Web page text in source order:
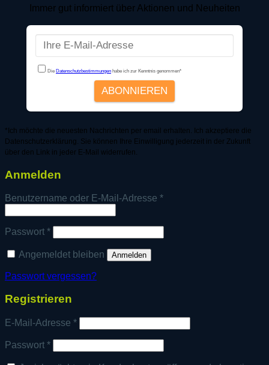
Immer gut informiert über Aktionen und Neuheiten
*Ich möchte die neuesten Nachrichten per email erhalten. Ich akzeptiere die
Datenschutzerklärung. Sie können Ihre Einwilligung jederzeit in der Zukunft
über den Link in jeder E-Mail widerrufen.
Anmelden
Benutzername oder E-Mail-Adresse *Erforderlich
Passwort *Erforderlich
Angemeldet bleiben Anmelden
Passwort vergessen?
Registrieren
E-Mail-Adresse *Erforderlich
Passwort *Erforderlich